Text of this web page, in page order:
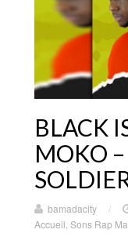
BLACK
MOKO
bamadacity /
Accueil Sons Rap